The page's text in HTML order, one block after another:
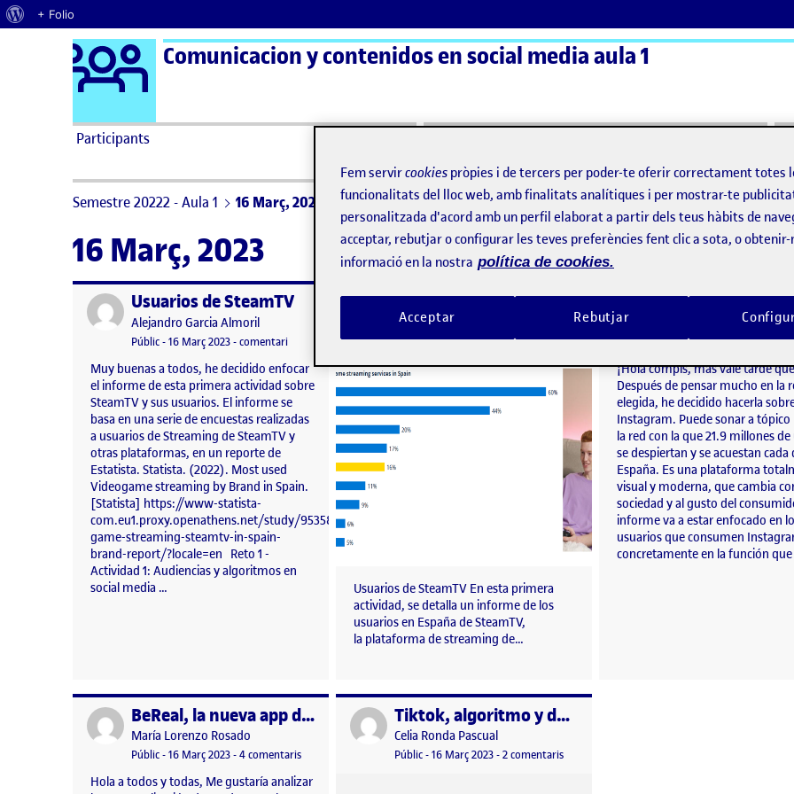
Quant al WordPress
+ Folio
Saltar al contingut Logo Ágora
Comunicacion y contenidos en social media aula 1
Participants
Semestre 20222 - Aula 1 16 Març, 2023
16 Març, 2023
Publicat perUsuarios de SteamTV
Publicat per
Alejandro Garcia Almoril
Visibilitat:
Públic-Data de publicació
16 Març 2023-comentariel Usuarios de SteamTV
Muy buenas a todos, he decidido enfocar
el informe de esta primera actividad sobre
SteamTV y sus usuarios. El informe se
basa en una serie de encuestas realizadas
a usuarios de Streaming de SteamTV y
otras plataformas, en un reporte de
Estatista. Statista. (2022). Most used
Videogame streaming by Brand in Spain.
[Statista] https://www-statista-
com.eu1.proxy.openathens.net/study/95358/video-
game-streaming-steamtv-in-spain-
brand-report/?locale=en Reto 1 -
Actividad 1: Audiencias y algoritmos en
social media …
Publicat per SteamTV, La plataforma de VALVE para competir con Twitch
Publicat per
Alejandro Garcia Almoril
Visibilitat:
Públic-Data de publicació
16 Març 2023-comentariel SteamTV, La plataforma de VALVE para
Usuarios de SteamTV En esta primera
actividad, se detalla un informe de los
usuarios en España de SteamTV,
la plataforma de streaming de…
Publicat perAinoa Calderón
Ainoa Calderón
Visibilitat:
Públic-Data de publicació
16 Març 202316
-
¡Hola compis, más vale tarde
Después de pensar mucho en la
elegida, he decidido hacerla
Instagram. Puede sonar a tópico
la red con la que 21.9 millones
se despiertan y se acuestan cada
España. Es una plataforma
visual y moderna, que cambia
sociedad y al gusto del
informe va a estar enfocado en
usuarios que consumen
concretamente en la función
Publicat per BeReal, la nueva app de moda
Publicat per
María Lorenzo Rosado
Visibilitat:
Públic-Data de publicació
16 Març 202330 març, 2023 9:55 pm
-4 comentarisa BeReal, la nueva app de moda
Hola a todos y todas, Me gustaría analizar
Publicat per Tiktok, algoritmo y demografía
Publicat per
Celia Ronda Pascual
Visibilitat:
Públic-Data de publicació
16 Març 2023-2 comentarisa Tiktok, algoritmo y demografía
Fem servircookies pròpies i de tercers per poder-te oferir correctament totes
funcionalitats del lloc web, amb finalitats analítiques i per mostrar-te
personalitzada d'acord amb un perfil elaborat a partir dels teus hàbits de
acceptar, rebutjar o configurar les teves preferències fent clic a sota, o obtenir-
informació en la nostra política de cookies.
Rebutjar
Acceptar